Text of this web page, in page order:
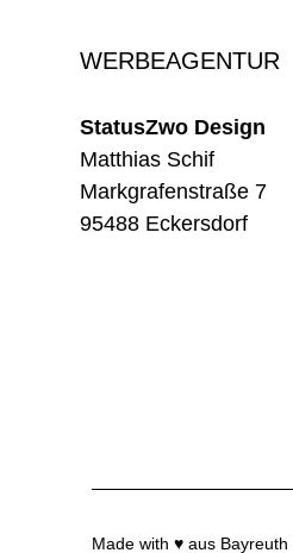
WERBEAGENTUR
StatusZwo Design
Matthias Schif
Markgrafenstraße 7
95488 Eckersdorf
Made with ♥ aus Bayreuth